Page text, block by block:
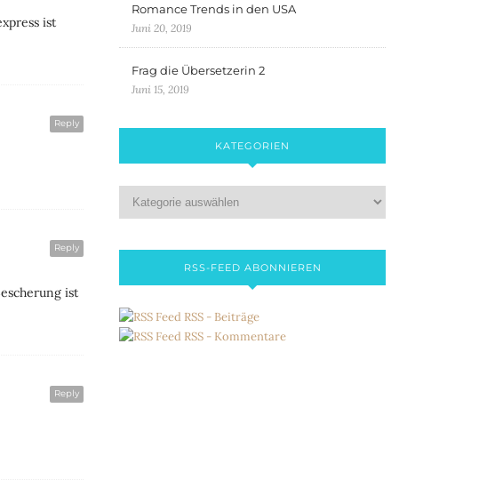
ist
Reply
Reply
ist
Reply
Romance Trends in den USA
Juni 20, 2019
Frag die Übersetzerin 2
Juni 15, 2019
KATEGORIEN
RSS-FEED ABONNIEREN
RSS - Beiträge
RSS - Kommentare